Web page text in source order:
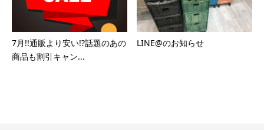
7月!!通販より安い!?話題のあの
商品も割引キャン...
LINE@のお知らせ